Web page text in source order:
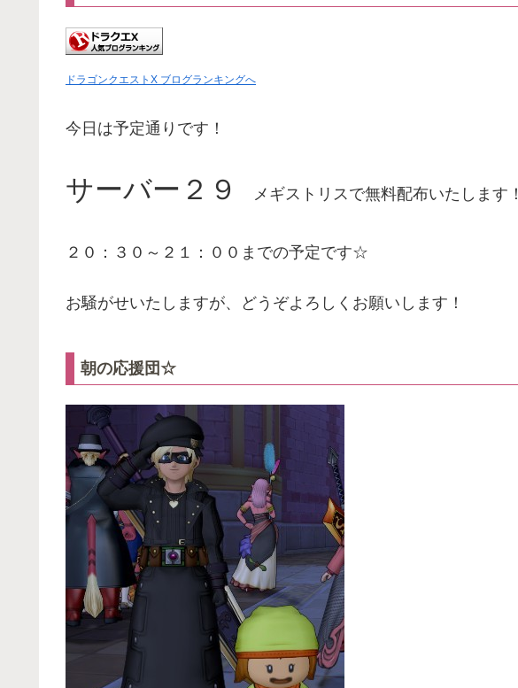
ドラゴンクエストX ブログランキングへ
今日は予定通りです！
サーバー２９ メギストリスで無料配布いたします！
２０：３０～２１：００までの予定です☆
お騒がせいたしますが、どうぞよろしくお願いします！
朝の応援団☆